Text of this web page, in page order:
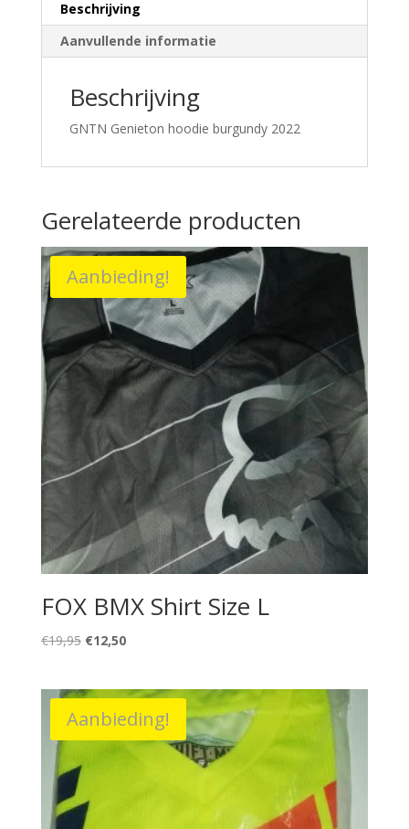
Beschrijving
Aanvullende informatie
Beschrijving
GNTN Genieton hoodie burgundy 2022
Gerelateerde producten
Aanbieding!
FOX BMX Shirt Size L
€19,95 Oorspronkelijke
€19,95.
€12,50Huidige
€12,50.
Aanbieding!